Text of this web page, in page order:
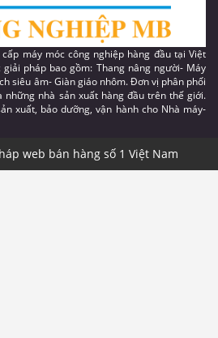
máy móc công nghiệp hàng đầu tại Việt
pháp bao gồm: Thang nâng người- Máy
siêu âm- Giàn giáo nhôm. Đơn vị phân phối
những nhà sản xuất hàng đầu trên thế giới.
xuất, bảo dưỡng, vận hành cho Nhà máy-
web bán hàng số 1 Việt Nam